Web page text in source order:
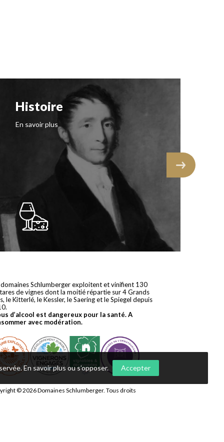
Histoire
En savoir plus
domaines Schlumberger exploitent et vinifient 130
de vignes dont la moitié répartie sur 4 Grands
le Kitterlé, le Kessler, le Saering et le Spiegel depuis
d’alcool est dangereux pour la santé. A
avec modération.
© 2026Domaines Schlumberger. Tous droits
En savoir plus ou s’opposer. Accepter